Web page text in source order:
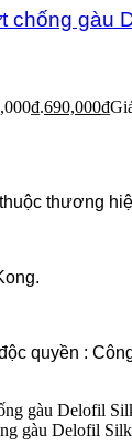
chống gàu
690,000₫
thương
quyền :
gàu Delofil
gàu Delofil